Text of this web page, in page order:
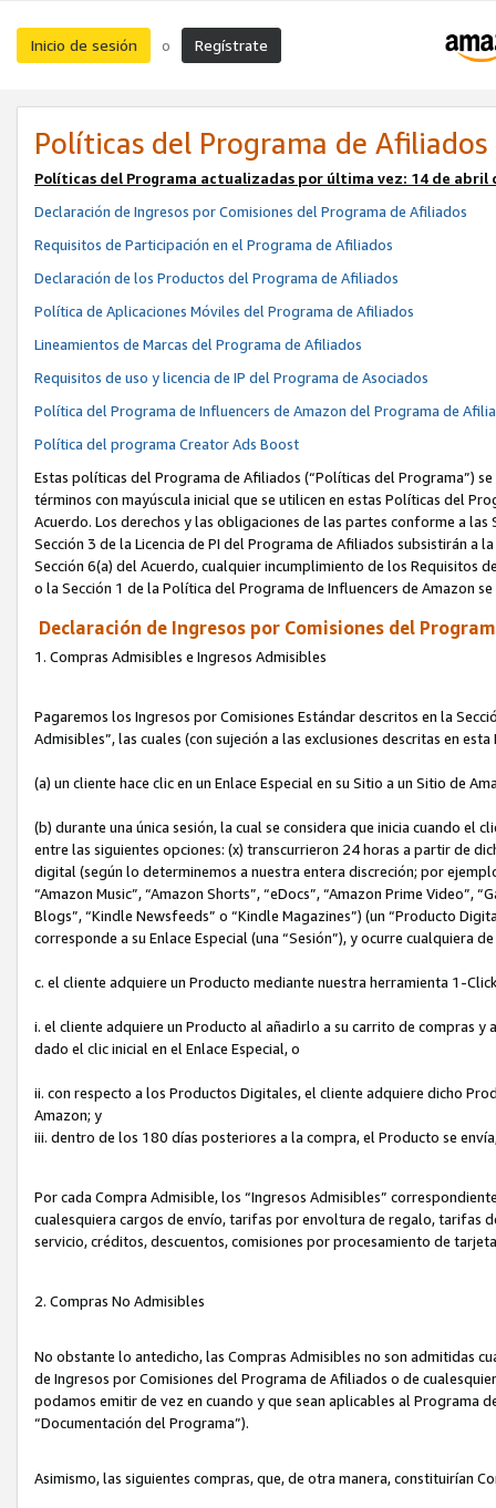
Inicio de sesión o Regístrate
Políticas del Programa de Afiliados
Políticas del Programa actualizadas por última vez: 14 de abril
Declaración de Ingresos por Comisiones del Programa de Afiliados
Requisitos de Participación en el Programa de Afiliados
Declaración de los Productos del Programa de Afiliados
Política de Aplicaciones Móviles del Programa de Afiliados
Lineamientos de Marcas del Programa de Afiliados
Requisitos de uso y licencia de IP del Programa de Asociados
Política del Programa de Influencers de Amazon del Programa de
Política del programa Creator Ads Boost
Estas políticas del Programa de Afiliados (“Políticas del Programa”)
términos con mayúscula inicial que se utilicen en estas Políticas del
Acuerdo. Los derechos y las obligaciones de las partes conforme a
Sección 3 de la Licencia de PI del Programa de Afiliados subsistirán
Sección 6(a) del Acuerdo, cualquier incumplimiento de los Requisitos
o la Sección 1 de la Política del Programa de Influencers de Amazon
Declaración de Ingresos por Comisiones del
1. Compras Admisibles e Ingresos Admisibles
Pagaremos los Ingresos por Comisiones Estándar descritos en la
Admisibles”, las cuales (con sujeción a las exclusiones descritas en
(a) un cliente hace clic en un Enlace Especial en su Sitio a un Sitio de
(b) durante una única sesión, la cual se considera que inicia cuando el
entre las siguientes opciones: (x) transcurrieron 24 horas a partir de
digital (según lo determinemos a nuestra entera discreción; por
“Amazon Music”, “Amazon Shorts”, “eDocs”, “Amazon Prime Video”,
Blogs”, “Kindle Newsfeeds” o “Kindle Magazines”) (un “Producto
corresponde a su Enlace Especial (una “Sesión”), y ocurre cualquiera
c. el cliente adquiere un Producto mediante nuestra herramienta 1-
i. el cliente adquiere un Producto al añadirlo a su carrito de compras
dado el clic inicial en el Enlace Especial, o
ii. con respecto a los Productos Digitales, el cliente adquiere dicho
Amazon; y
iii. dentro de los 180 días posteriores a la compra, el Producto se
Por cada Compra Admisible, los “Ingresos Admisibles”
cualesquiera cargos de envío, tarifas por envoltura de regalo, tarifas
servicio, créditos, descuentos, comisiones por procesamiento de
2. Compras No Admisibles
No obstante lo antedicho, las Compras Admisibles no son admitidas
de Ingresos por Comisiones del Programa de Afiliados o de
podamos emitir de vez en cuando y que sean aplicables al Programa
“Documentación del Programa”).
Asimismo, las siguientes compras, que, de otra manera, constituirían